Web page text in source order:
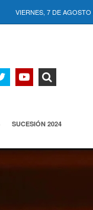
VIERNES, 7 DE AGOSTO
SUCESIÓN 2024